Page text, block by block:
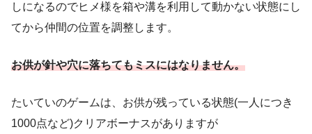
しになるのでヒメ様を箱や溝を利用して動かない状態にし
てから仲間の位置を調整します。
お供が針や穴に落ちてもミスにはなりません。
たいていのゲームは、お供が残っている状態(一人につき
1000点など)クリアボーナスがありますが